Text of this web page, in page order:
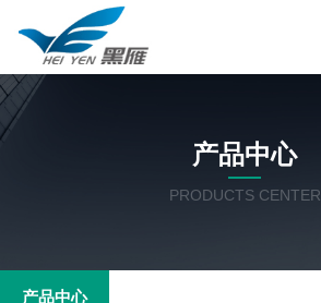
产品中心
PRODUCTS CENTER
产品中心